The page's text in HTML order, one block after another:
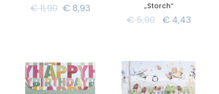
€11,90 € 8,93
„Storch“
€5,90 €4,43